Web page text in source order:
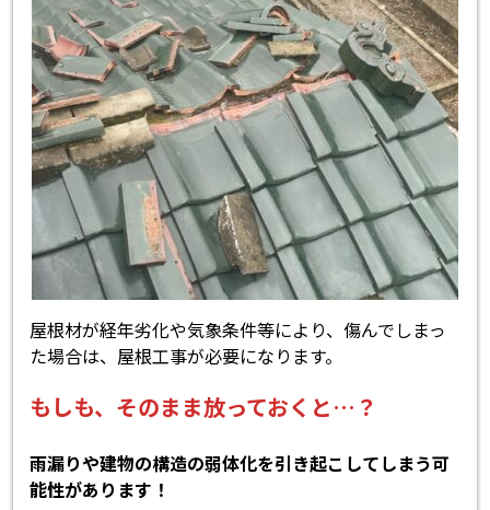
屋根材が経年劣化や気象条件等により、傷んでしまっ
た場合は、屋根工事が必要になります。
もしも、そのまま放っておくと…？
雨漏りや建物の構造の弱体化を引き起こしてしまう可
能性があります！